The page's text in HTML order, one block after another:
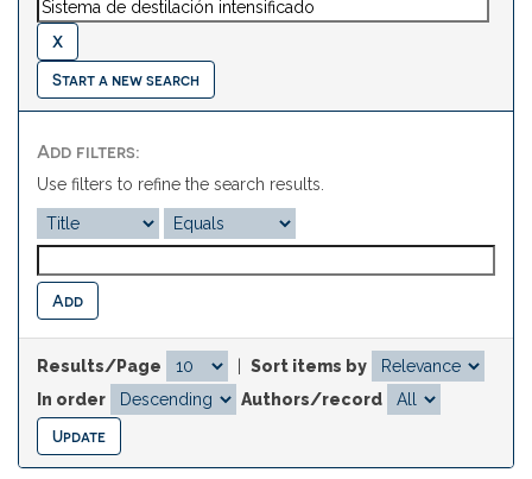
Start a new search
Add filters:
Use filters to refine the search results.
Results/Page
Sort items by
In order
Authors/record